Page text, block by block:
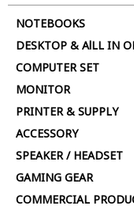
NOTEBOOKS
DESKTOP & AlLL IN
COMPUTER SET
MONITOR
PRINTER & SUPPLY
ACCESSORY
SPEAKER / HEADSET
GAMING GEAR
COMMERCIAL